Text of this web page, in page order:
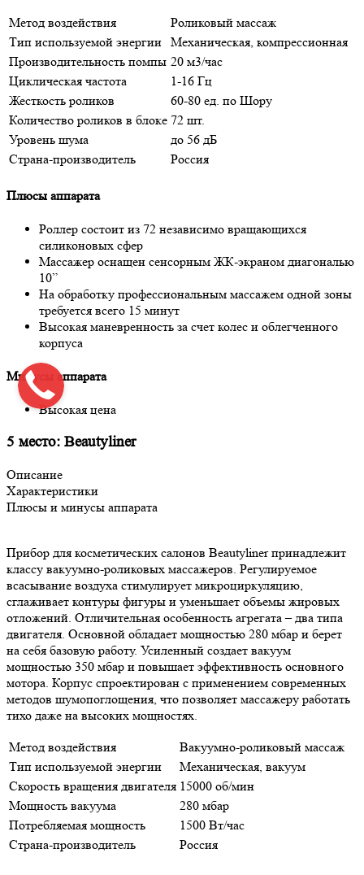
Метод воздействия
Роликовый массаж
Тип используемой энергии Механическая, компрессионная
Производительность помпы 20 м3/час
Циклическая частота
1-16 Гц
Жесткость роликов
60-80 ед. по Шору
Количество роликов в блоке 72 шт.
Уровень шума
до 56 дБ
Страна-производитель
Россия
Плюсы аппарата
Роллер состоит из 72 независимо вращающихся
силиконовых сфер
Массажер оснащен сенсорным ЖК-экраном диагональю
10”
На обработку профессиональным массажем одной зоны
требуется всего 15 минут
Высокая маневренность за счет колес и облегченного
корпуса
Минусы аппарата
Высокая цена
5 место: Beautyliner
Описание
Характеристики
Плюсы и минусы аппарата
Прибор для косметических салонов Beautyliner принадлежит
классу вакуумно-роликовых массажеров. Регулируемое
всасывание воздуха стимулирует микроциркуляцию,
сглаживает контуры фигуры и уменьшает объемы жировых
отложений. Отличительная особенность агрегата – два типа
двигателя. Основной обладает мощностью 280 мбар и берет
на себя базовую работу. Усиленный создает вакуум
мощностью 350 мбар и повышает эффективность основного
мотора. Корпус спроектирован с применением современных
методов шумопоглощения, что позволяет массажеру работать
тихо даже на высоких мощностях.
Метод воздействия
Вакуумно-роликовый массаж
Тип используемой энергии
Механическая, вакуум
Скорость вращения двигателя 15000 об/мин
Мощность вакуума
280 мбар
Потребляемая мощность
1500 Вт/час
Страна-производитель
Россия